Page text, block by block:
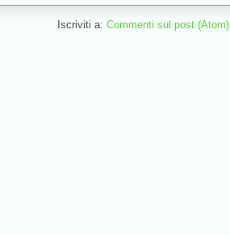
Iscriviti a: Commenti sul post (Atom)